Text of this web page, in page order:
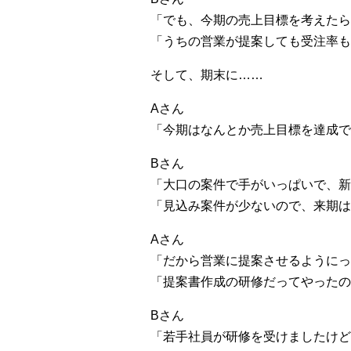
「でも、今期の売上目標を考えた
「うちの営業が提案しても受注率
そして、期末に……
Aさん
「今期はなんとか売上目標を達成
Bさん
「大口の案件で手がいっぱいで、
「見込み案件が少ないので、来期
Aさん
「だから営業に提案させるように
「提案書作成の研修だってやった
Bさん
「若手社員が研修を受けましたけ